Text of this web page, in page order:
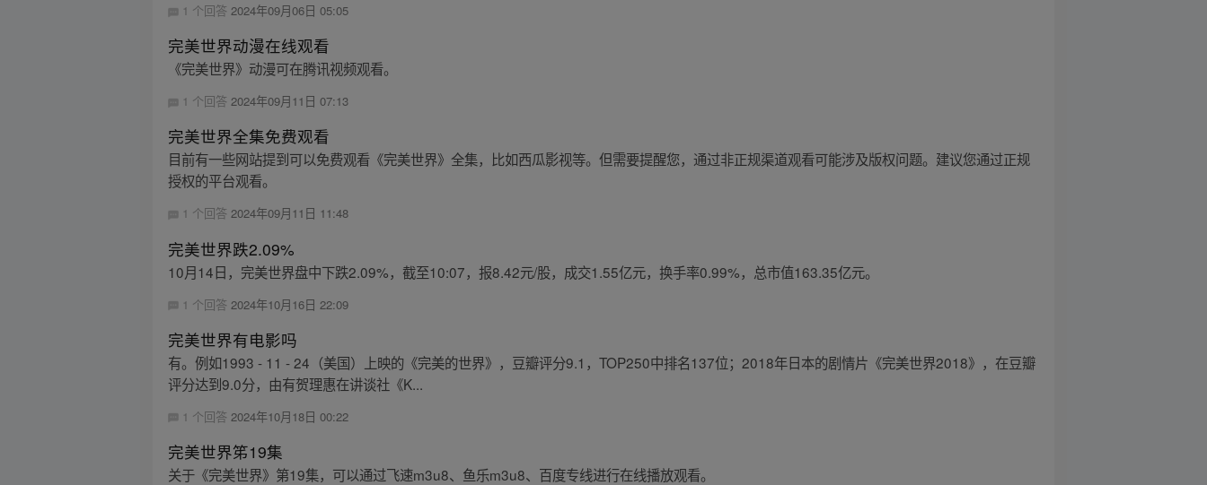
1 个回答2024年09月06日 05:05
完美世界动漫在线观看
《完美世界》动漫可在腾讯视频观看。
1 个回答2024年09月11日 07:13
完美世界全集免费观看
目前有一些网站提到可以免费观看《完美世界》全集，比如西瓜影视等。但需要提醒您，通过非正规渠道观看可能涉及版权问题。建议您通过正规
授权的平台观看。
1 个回答2024年09月11日 11:48
完美世界跌2.09%
10月14日，完美世界盘中下跌2.09%，截至10:07，报8.42元/股，成交1.55亿元，换手率0.99%，总市值163.35亿元。
1 个回答 2024年10月16日 22:09
完美世界有电影吗
有。例如1993 - 11 - 24（美国）上映的《完美的世界》，豆瓣评分9.1，TOP250中排名137位；2018年日本的剧情片《完美世界2018》，在豆瓣
评分达到9.0分，由有贺理惠在讲谈社《K...
1 个回答 2024年10月18日 00:22
完美世界笫19集
关于《完美世界》第19集，可以通过飞速m3u8、鱼乐m3u8、百度专线进行在线播放观看。